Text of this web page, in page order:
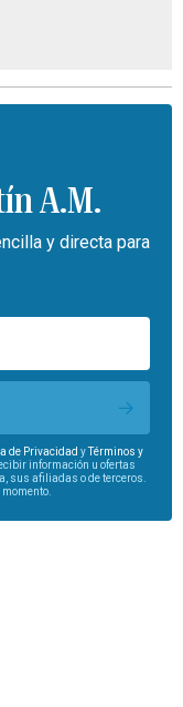
A.M.
y directa para
de Privacidad yTérminos y
información u ofertas
sus afiliadas o de terceros.